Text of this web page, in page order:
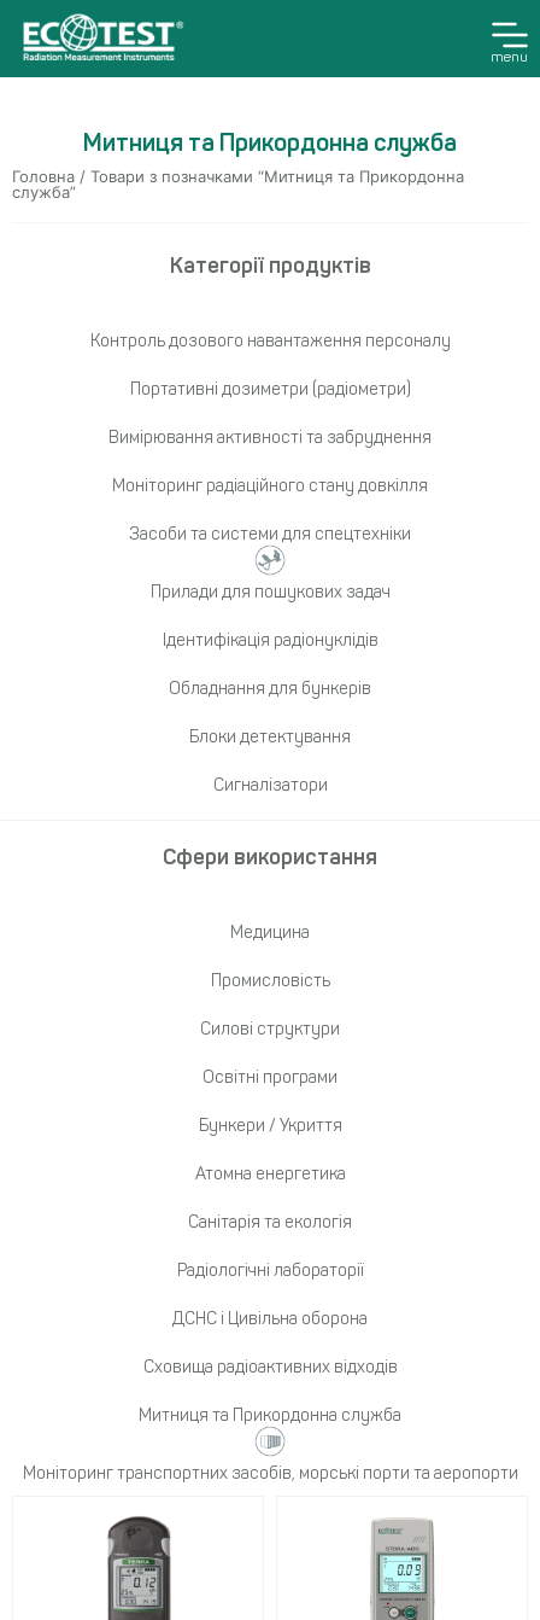
menu
Митниця та Прикордонна служба
Головна / Товари з позначками “Митниця та Прикордонна
служба”
Категорії продуктів
Контроль дозового навантаження персоналу
Портативні дозиметри (радіометри)
Вимірювання активності та забруднення
Моніторинг радіаційного стану довкілля
Засоби та системи для спецтехніки
Прилади для пошукових задач
Ідентифікація радіонуклідів
Обладнання для бункерів
Блоки детектування
Сигналізатори
Сфери використання
Медицина
Промисловість
Cилові структури
Освітні програми
Бункери / Укриття
Атомна енергетика
Санітарія та екологія
Радіологічні лабораторії
ДСНС і Цивільна оборона
Сховища радіоактивних відходів
Митниця та Прикордонна служба
Моніторинг транспортних засобів, морські порти та аеропорти